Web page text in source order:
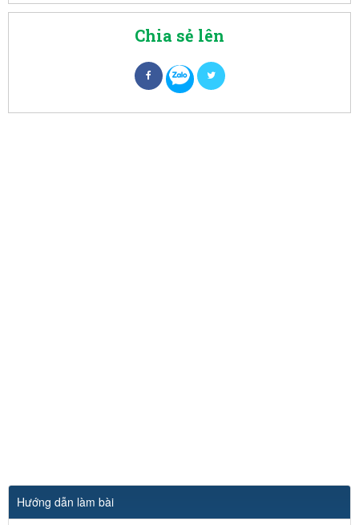
Chia sẻ lên
Hướng dẫn làm bài